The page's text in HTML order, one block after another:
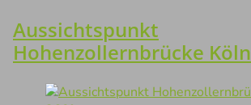
Aussichtspunkt
Hohenzollernbrücke Köln